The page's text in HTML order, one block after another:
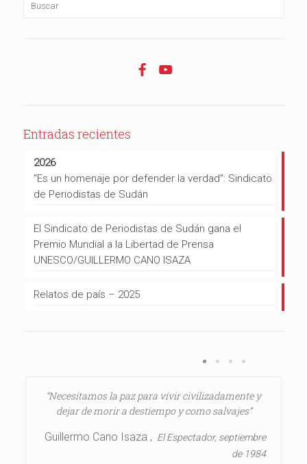
Entradas recientes
2026
“Es un homenaje por defender la verdad”: Sindicato
de Periodistas de Sudán
El Sindicato de Periodistas de Sudán gana el
Premio Mundial a la Libertad de Prensa
UNESCO/GUILLERMO CANO ISAZA
Relatos de país – 2025
“Necesitamos la paz para vivir civilizadamente y
dejar de morir a destiempo y como salvajes”
Guillermo Cano Isaza , El Espectador, septiembre
de 1984